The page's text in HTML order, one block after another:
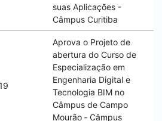
suas Aplicações -
Câmpus Curitiba
Aprova o Projeto de
abertura do Curso de
Especialização em
Engenharia Digital e
Tecnologia BIM no
Câmpus de Campo
Mourão ‐ Câmpus